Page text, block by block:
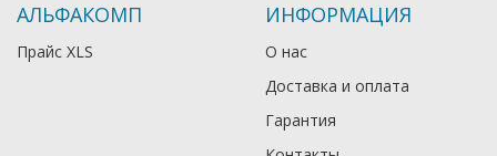
АЛЬФАКОМП
Прайс XLS
ИНФОРМАЦИЯ
О нас
Доставка и оплата
Гарантия